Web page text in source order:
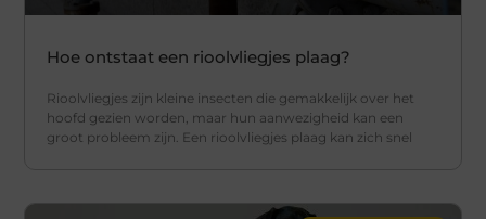
Hoe ontstaat een rioolvliegjes plaag?
Rioolvliegjes zijn kleine insecten die gemakkelijk over het
hoofd gezien worden, maar hun aanwezigheid kan een
groot probleem zijn. Een rioolvliegjes plaag kan zich snel